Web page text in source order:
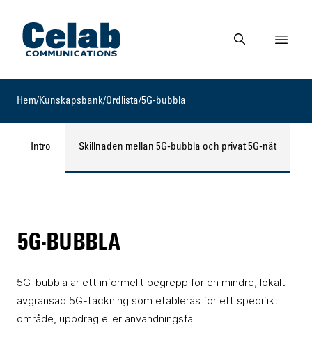
Gå till startsidan
Gå till söksidan
Visa
Hem/Kunskapsbank/Ordlista/5G-bubbla
Intro Skillnaden mellan 5G-bubbla och privat 5G-nät
5G-BUBBLA
5G-bubbla är ett informellt begrepp för en mindre, lokalt
avgränsad 5G-täckning som etableras för ett specifikt
område, uppdrag eller användningsfall.